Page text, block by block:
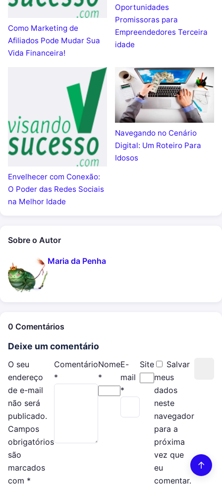
Como Marketing de
Afiliados Pode Mudar Sua
Vida Financeira!
Oportunidades
Promissoras para
Empreendedores Terceira
idade
Envelhecer com Conexão:
O Poder das Redes Sociais
na Melhor Idade
Navegando no Cenário
Digital: Um Roteiro Para
Idosos
Sobre o Autor
Maria da Penha
0 Comentários
Deixe um comentário
O seu
endereço
de e-mail
não será
publicado.
Campos
obrigatórios
são
marcados
com *
Comentário
*
Nome
*
E-
mail
*
Site
Salvar
meus
dados
neste
navegador
para a
próxima
vez que
eu
comentar.
↑